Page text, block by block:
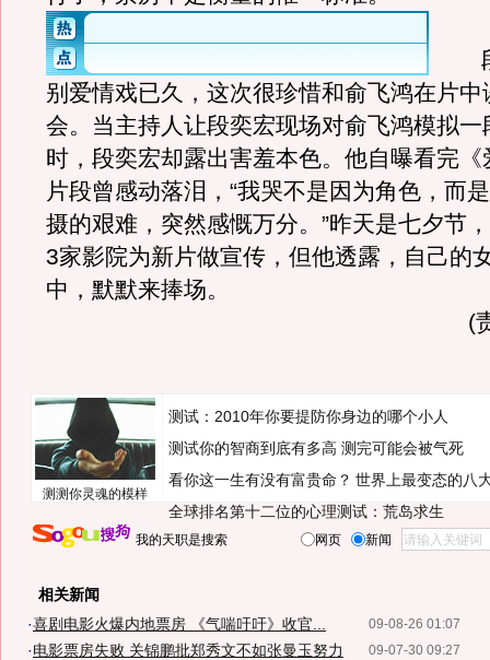
段
别爱情戏已久，这次很珍惜和俞飞鸿在片中
会。当主持人让段奕宏现场对俞飞鸿模拟一
时，段奕宏却露出害羞本色。他自曝看完《
片段曾感动落泪，“我哭不是因为角色，而
摄的艰难，突然感慨万分。”昨天是七夕节
3家影院为新片做宣传，但他透露，自己的
中，默默来捧场。
(
测测你灵魂的模样
测试：2010年你要提防你身边的哪个小人
测试你的智商到底有多高 测完可能会被气死
看你这一生有没有富贵命？ 世界上最变态的八
全球排名第十二位的心理测试：荒岛求生
我的天职是搜索 网页 新闻
相关新闻
09-08-26 01:07
·喜剧电影火爆内地票房 《气喘吁吁》收官...
09-07-30 09:27
·电影票房失败 关锦鹏批郑秀文不如张曼玉努力